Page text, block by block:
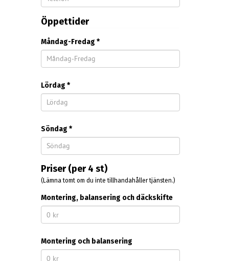
Öppettider
Måndag-Fredag *
Lördag *
Söndag *
Priser (per 4 st)
(Lämna tomt om du inte tillhandahåller tjänsten.)
Montering, balansering och däckskifte
Montering och balansering